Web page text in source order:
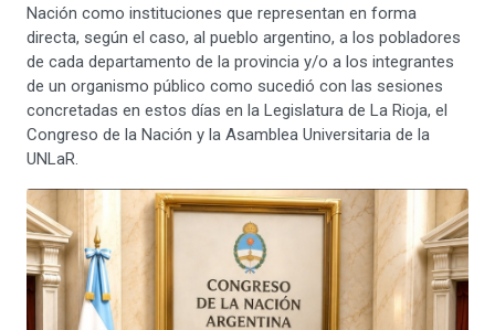
Nación como instituciones que representan en forma
directa, según el caso, al pueblo argentino, a los pobladores
de cada departamento de la provincia y/o a los integrantes
de un organismo público como sucedió con las sesiones
concretadas en estos días en la Legislatura de La Rioja, el
Congreso de la Nación y la Asamblea Universitaria de la
UNLaR.